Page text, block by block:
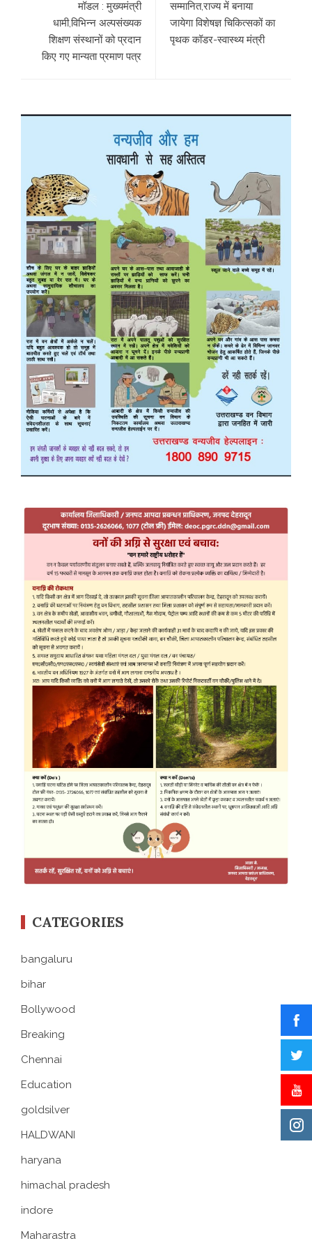
मॉडल : मुख्यमंत्री
धामी,विभिन्न अल्पसंख्यक
शिक्षण संस्थानों को प्रदान
किए गए मान्यता प्रमाण पत्र
सम्मानित,राज्य में बनाया
जायेगा विशेषज्ञ चिकित्सकों का
पृथक कॉडर-स्वास्थ्य मंत्री
CATEGORIES
bangaluru
bihar
Bollywood
Breaking
Chennai
Education
goldsilver
HALDWANI
haryana
himachal pradesh
indore
Maharastra